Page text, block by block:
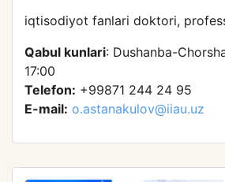
iqtisodiyot fanlari doktori,
Qabul kunlari: Dushanba-
17:00
Telefon: +99871 244 24 95
E-mail: o.astanakulov@iiau.uz